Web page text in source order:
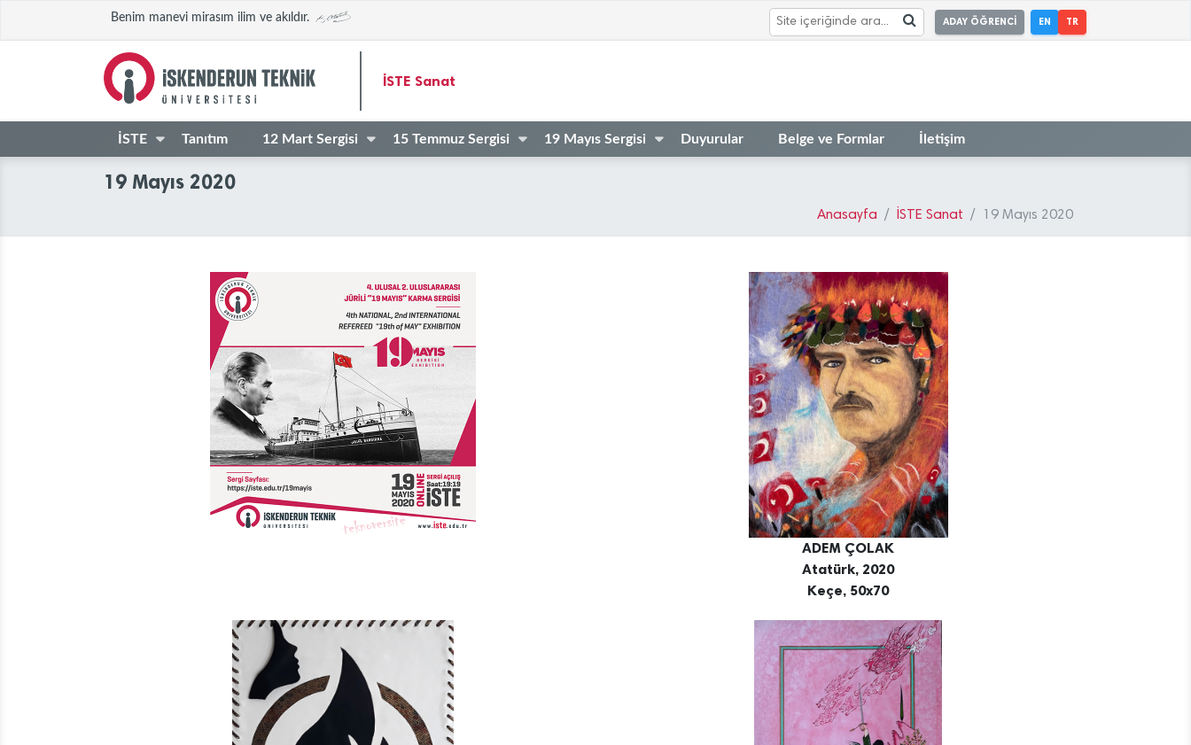
Benim manevi mirasım ilim ve akıldır. ADAY ÖĞRENCİ EN TR
İSTE Sanat
İSTE Tanıtım 12 Mart Sergisi 15 Temmuz Sergisi 19 Mayıs Sergisi Duyurular Belge ve Formlar İletişim
19 Mayıs 2020
Anasayfa İSTE Sanat 19 Mayıs 2020
ADEM ÇOLAK
Atatürk, 2020
Keçe, 50x70